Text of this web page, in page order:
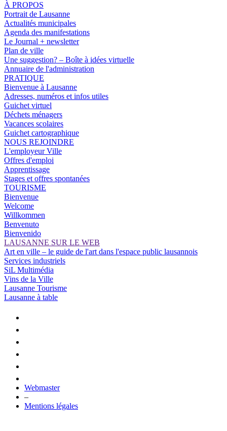
À PROPOS
Portrait de Lausanne
Actualités municipales
Agenda des manifestations
Le Journal + newsletter
Plan de ville
Une suggestion? – Boîte à idées virtuelle
Annuaire de l'administration
PRATIQUE
Bienvenue à Lausanne
Adresses, numéros et infos utiles
Guichet virtuel
Déchets ménagers
Vacances scolaires
Guichet cartographique
NOUS REJOINDRE
L'employeur Ville
Offres d'emploi
Apprentissage
Stages et offres spontanées
TOURISME
Bienvenue
Welcome
Willkommen
Benvenuto
Bienvenido
LAUSANNE SUR LE WEB
Art en ville – le guide de l'art dans l'espace public lausannois
Services industriels
SiL Multimédia
Vins de la Ville
Lausanne Tourisme
Lausanne à table
Webmaster
–
Mentions légales